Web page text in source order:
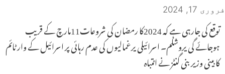
فروری 17, 2024
توقع کی جارہی ہے کہ 2024کا رمضان کی شروعات11مارچ کے قریب
ہوجائے گی یروشلم۔ اسرائیلی یرغمالیوں کی عدم رہائی پر اسرائیل کے وار ٹائم
کابینی وزیر بنی گنٹز نے انتباہ